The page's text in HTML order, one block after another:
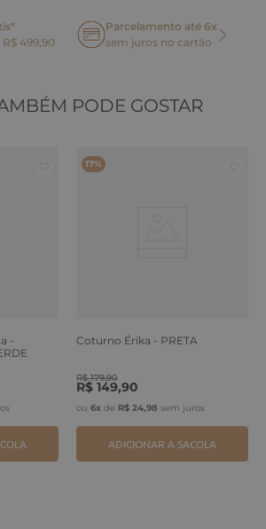
499,90
Parcelamento até 6x
sem juros no cartão
PODE GOSTAR
-
17%
Coturno Érika - PRETA
R$ 179,90
R$ 149,90
ou 6x de R$ 24,98 sem juros
ADICIONAR A SACOLA